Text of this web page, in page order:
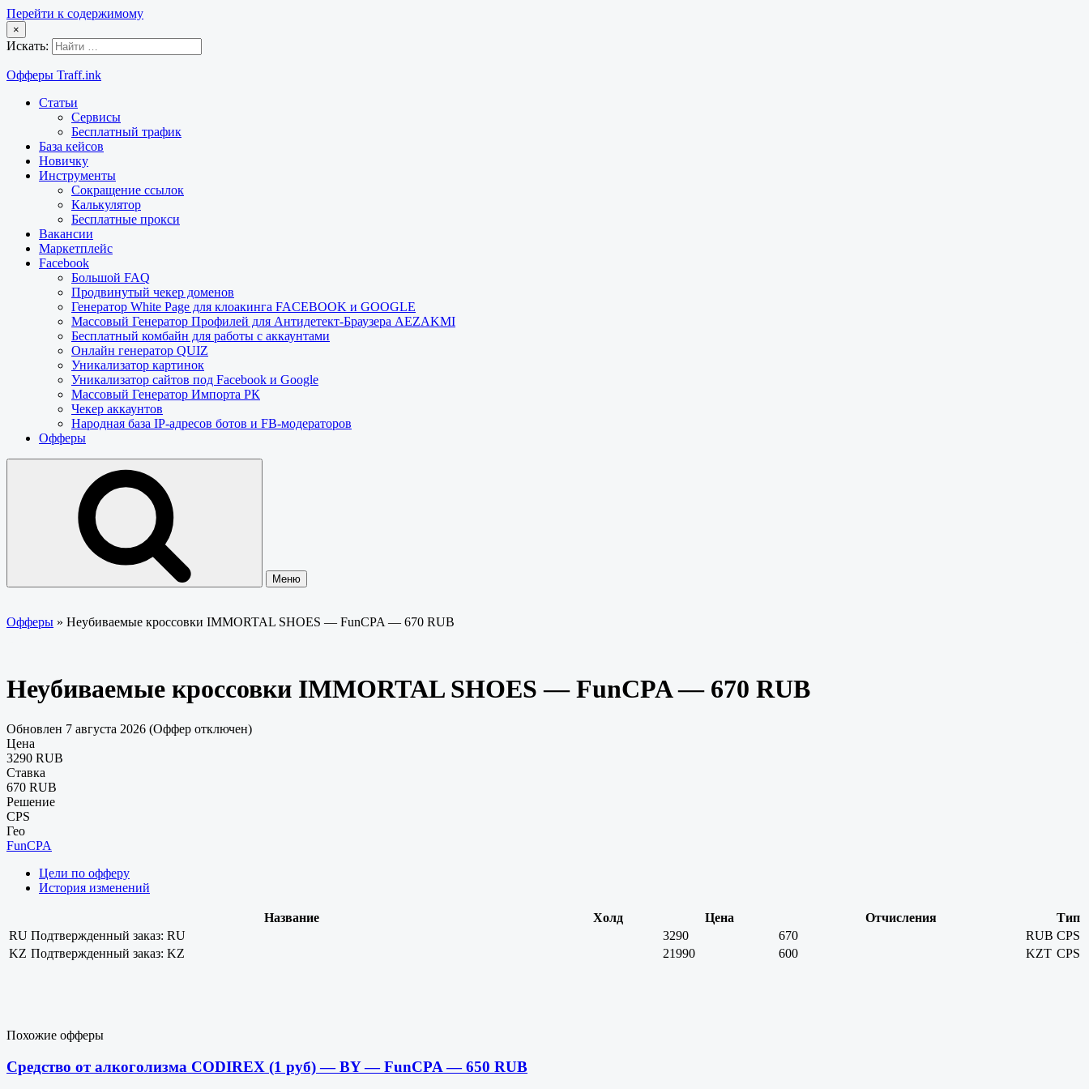
Перейти к содержимому
×
Искать:
Офферы Traff.ink
Статьи
Сервисы
Бесплатный трафик
База кейсов
Новичку
Инструменты
Сокращение ссылок
Калькулятор
Бесплатные прокси
Вакансии
Маркетплейс
Facebook
Большой FAQ
Продвинутый чекер доменов
Генератор White Page для клоакинга FACEBOOK и GOOGLE
Массовый Генератор Профилей для Антидетект-Браузера AEZAKMI
Бесплатный комбайн для работы с аккаунтами
Онлайн генератор QUIZ
Уникализатор картинок
Уникализатор сайтов под Facebook и Google
Массовый Генератор Импорта РК
Чекер аккаунтов
Народная база IP-адресов ботов и FB-модераторов
Офферы
Меню
Офферы » Неубиваемые кроссовки IMMORTAL SHOES — FunCPA — 670 RUB
Неубиваемые кроссовки IMMORTAL SHOES — FunCPA — 670 RUB
Обновлен 7 августа 2026 (Оффер отключен)
Цена
3290 RUB
Ставка
670 RUB
Решение
CPS
Гео
FunCPA
Цели по офферу
История изменений
Название Холд Цена Отчисления
Тип
RU Подтвержденный заказ: RU 3290 670 RUB CPS
KZ Подтвержденный заказ: KZ 21990 600 KZT CPS
Похожие офферы
Средство от алкоголизма CODIREX (1 руб) — BY — FunCPA — 650 RUB